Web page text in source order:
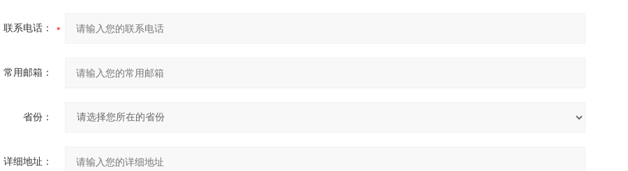
联系电话：
常用邮箱：
省份：
详细地址：